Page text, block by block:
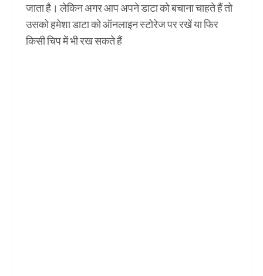
जाता है। लेकिन अगर आप अपने डाटा को बचाना चाहते हैं तो
उसको हमेशा डाटा को ऑनलाइन स्टोरेज पर रखें या फिर
किसी चिप में भी रख सकते हैं